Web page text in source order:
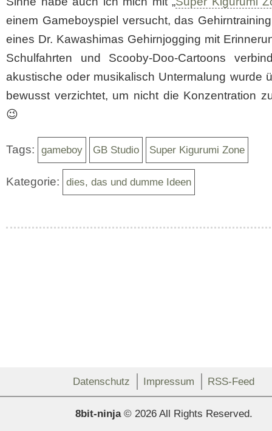
einem Gameboyspiel versucht, das
eines Dr. Kawashimas Gehirnjogging mit
Schulfahrten und Scooby-Doo-Cartoons
akustische oder musikalisch Untermalung wurde
bewusst verzichtet, um nicht die Konzentration
😉
Tags: gameboy GB Studio Super Kigurumi Zone
Kategorie: dies, das und dumme Ideen
Datenschutz Impressum RSS-Feed
8bit-ninja© 2026 All Rights Reserved.